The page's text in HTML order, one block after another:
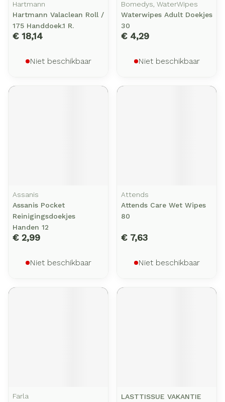
Hartmann
Hartmann Valaclean Roll /
175 Handdoek.1 R.
€ 18,14
Niet beschikbaar
Bomedys, WaterWipes
Waterwipes Adult Doekjes
30
€ 4,29
Niet beschikbaar
Assanis
Assanis Pocket
Reinigingsdoekjes
Handen 12
€ 2,99
Niet beschikbaar
Attends
Attends Care Wet Wipes
80
€ 7,63
Niet beschikbaar
Farla
LASTTISSUE VAKANTIE